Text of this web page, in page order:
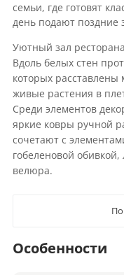
семьи, где готовят
день подают поздние
Уютный зал
Вдоль белых стен
которых
живые растения в
Среди элементов
яркие ковры ручной
сочетают с
гобеленовой
велюра.
Особенности